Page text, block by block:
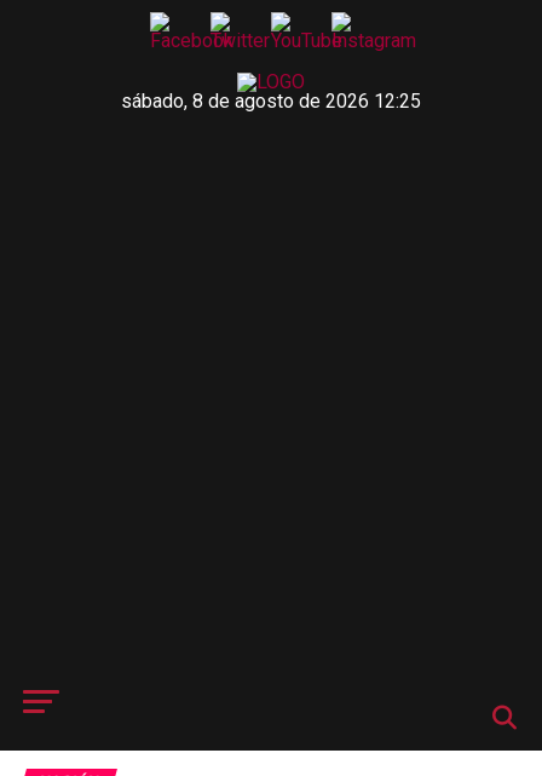
sábado, 8 de agosto de 2026 12:25